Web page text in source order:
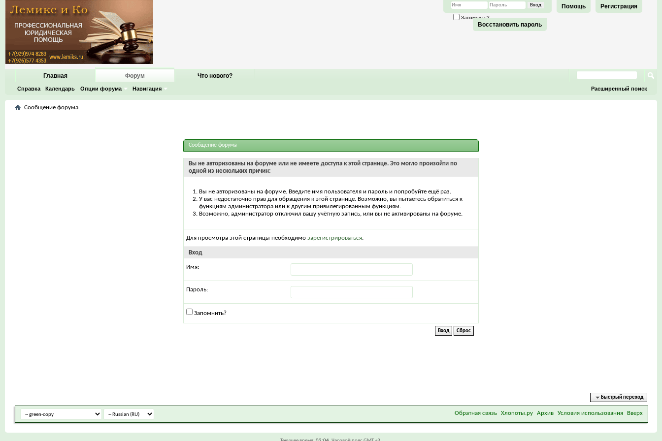
Регистрация
Помощь
Запомнить?
Восстановить пароль
Главная Форум
Справка Календарь Опции форума Навигация
Что нового?
Расширенный поиск
Сообщение форума
Сообщение форума
Вы не авторизованы на форуме или не имеете доступа к этой странице. Это могло произойти по
одной из нескольких причин:
Вы не авторизованы на форуме. Введите имя пользователя и пароль и попробуйте ещё раз.
У вас недостаточно прав для обращения к этой странице. Возможно, вы пытаетесь обратиться к
функциям администратора или к другим привилегированным функциям.
Возможно, администратор отключил вашу учётную запись, или вы не активированы на форуме.
Для просмотра этой страницы необходимо зарегистрироваться.
Вход
Имя:
Пароль:
Запомнить?
Быстрый переход
Обратная связь Хлопоты.ру Архив Условия использования Вверх